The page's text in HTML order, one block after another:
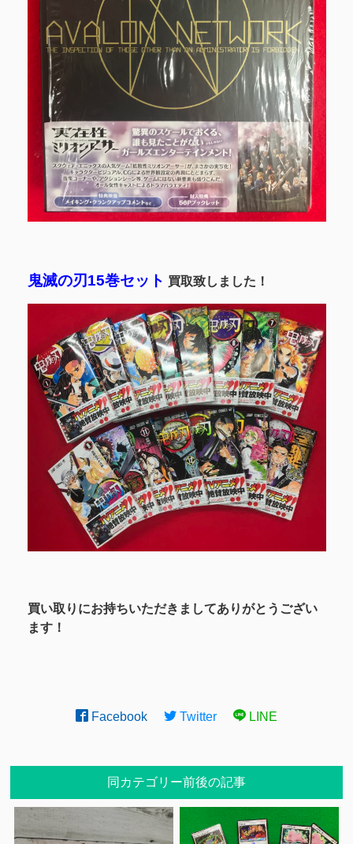
鬼滅の刃15巻セット 買取致しました！
買い取りにお持ちいただきましてありがとうござい
ます！
Facebook Twitter LINE
同カテゴリー前後の記事